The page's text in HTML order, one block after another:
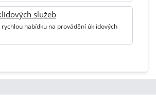
služeb
rychlou nabídku na provádění úklidových